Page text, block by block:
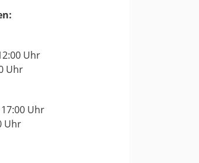
Uhr
Uhr
Uhr
Uhr